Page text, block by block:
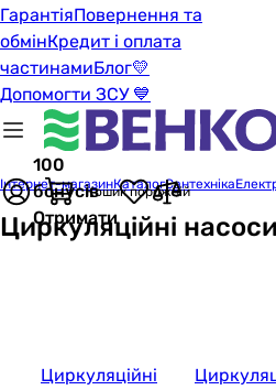
ГарантіяПовернення та
обмінКредит і оплата
частинамиБлог💛
Допомогти ЗСУ 💙
100
бонусів
Отримати
Кошик порожній
Інтернет-магазинКаталогСантехніка
Циркуляційні
Циркуляційні